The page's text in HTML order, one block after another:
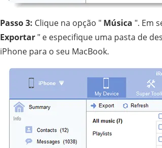
Passo 3: Clique na opção " Música ". Em
Exportar " e especifique uma pasta de
iPhone para o seu MacBook.